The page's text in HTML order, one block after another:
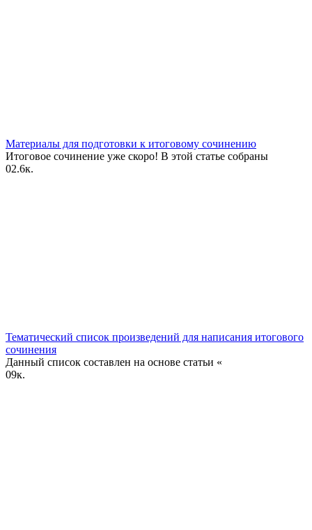
Материалы для подготовки к итоговому сочинению
Итоговое сочинение уже скоро! В этой статье собраны
02.6к.
Тематический список произведений для написания итогового
сочинения
Данный список составлен на основе статьи «
09к.